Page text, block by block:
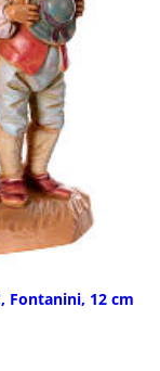
Fontanini, 12 cm